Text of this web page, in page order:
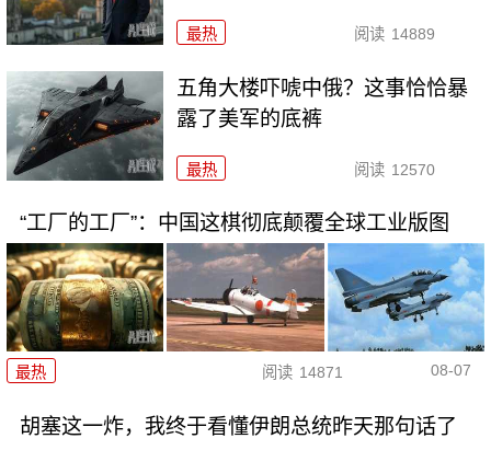
最热 阅读 14889
五角大楼吓唬中俄？这事恰恰暴
露了美军的底裤
最热 阅读 12570
“工厂的工厂”：中国这棋彻底颠覆全球工业版图
最热 阅读 14871 08-07
胡塞这一炸，我终于看懂伊朗总统昨天那句话了